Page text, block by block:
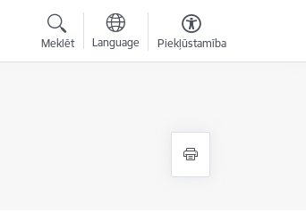
Meklēt Language Piekļūstamība